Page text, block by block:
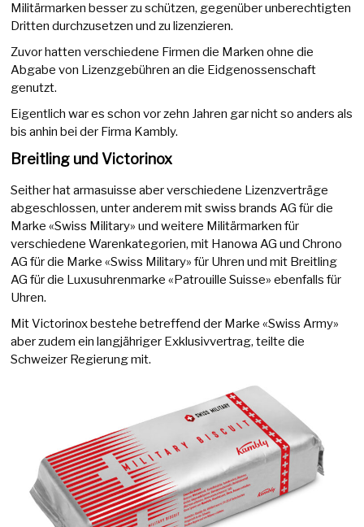
Militärmarken besser zu schützen, gegenüber unberechtigten
Dritten durchzusetzen und zu lizenzieren.
Zuvor hatten verschiedene Firmen die Marken ohne die
Abgabe von Lizenzgebühren an die Eidgenossenschaft
genutzt.
Eigentlich war es schon vor zehn Jahren gar nicht so anders als
bis anhin bei der Firma Kambly.
Breitling und Victorinox
Seither hat armasuisse aber verschiedene Lizenzverträge
abgeschlossen, unter anderem mit swiss brands AG für die
Marke «Swiss Military» und weitere Militärmarken für
verschiedene Warenkategorien, mit Hanowa AG und Chrono
AG für die Marke «Swiss Military» für Uhren und mit Breitling
AG für die Luxusuhrenmarke «Patrouille Suisse» ebenfalls für
Uhren.
Mit Victorinox bestehe betreffend der Marke «Swiss Army»
aber zudem ein langjähriger Exklusivvertrag, teilte die
Schweizer Regierung mit.